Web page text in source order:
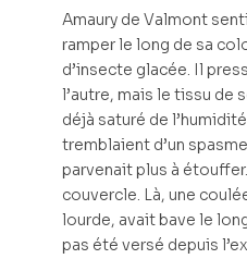
Amaury de Valmont
ramper le long de sa
d’insecte glacée. Il
l’autre, mais le tissu de
déjà saturé de
tremblaient d’un
parvenait plus à
couvercle. Là, une
lourde, avait bave le
pas été versé depuis